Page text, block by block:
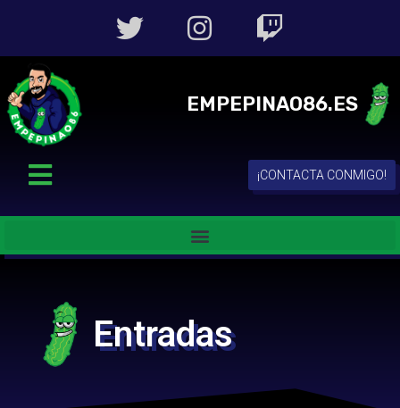
EMPEPINAO86.ES
¡CONTACTA CONMIGO!
Entradas